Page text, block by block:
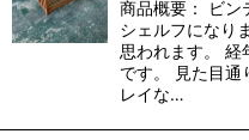
商品概要： ビン
シェルフになり
思われます。 経
です。 見た目通
レイな…